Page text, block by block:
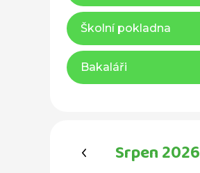
Školní pokladna
Bakaláři
Srpen 2026